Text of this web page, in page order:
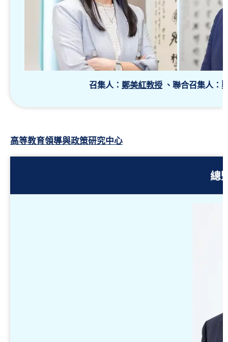
召集人： 鄭美紅教授 、聯合召集人：
高等教育領導與政策研究中心
總